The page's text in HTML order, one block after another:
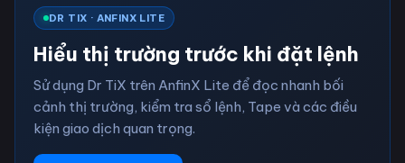
DR TIX · ANFINX LITE
Hiểu thị trường trước khi đặt lệnh
Sử dụng Dr TiX trên AnfinX Lite để đọc nhanh bối
cảnh thị trường, kiểm tra sổ lệnh, Tape và các điều
kiện giao dịch quan trọng.